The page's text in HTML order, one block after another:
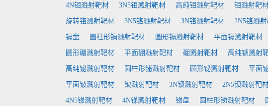
4N钼溅射靶材 3N5钼溅射靶材 高纯钼溅射靶材 钼溅射靶
旋转铬溅射靶材 3N5铬溅射靶材 3N铬溅射靶材 2N5铬溅
镉盘 圆柱形镉溅射靶材 圆形镉溅射靶材 平面镉溅射靶材
圆形硼溅射靶材 平面硼溅射靶材 硼溅射靶材 高纯钡溅射
高纯铋溅射靶材 圆柱形铋溅射靶材 圆形铋溅射靶材 平面
平面铍溅射靶材 铍溅射靶材 3N钡溅射靶材 2N5钡溅射靶
4N5锑溅射靶材 4N锑溅射靶材 锑盘 圆柱形锑溅射靶材